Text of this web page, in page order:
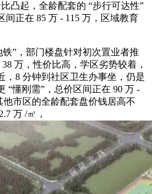
起，全龄配套的 “步行可达性”
间正在 85 万 - 115 万，区域教育
”，部门楼盘针对初次置业者推
万，性价比高，学区劣势较着，
，8 分钟到社区卫生办事坐，仍是
“懂刚需”，总价区间正在 90 万 -
他市区的全龄配套盘价钱居高不
万 /㎡，